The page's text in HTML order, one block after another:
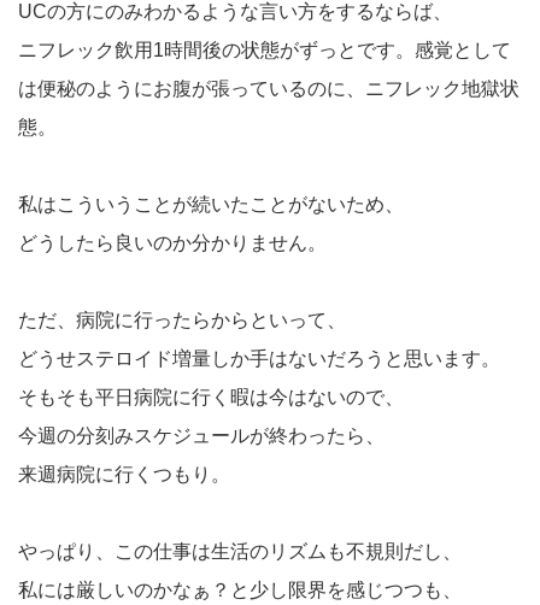
UCの方にのみわかるような言い方をするならば、
ニフレック飲用1時間後の状態がずっとです。感覚として
は便秘のようにお腹が張っているのに、ニフレック地獄状
態。
私はこういうことが続いたことがないため、
どうしたら良いのか分かりません。
ただ、病院に行ったらからといって、
どうせステロイド増量しか手はないだろうと思います。
そもそも平日病院に行く暇は今はないので、
今週の分刻みスケジュールが終わったら、
来週病院に行くつもり。
やっぱり、この仕事は生活のリズムも不規則だし、
私には厳しいのかなぁ？と少し限界を感じつつも、